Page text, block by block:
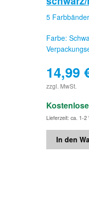
5
Farbe:
14,99
zzgl. MwSt.
Lieferzeit: ca. 1-2
In den